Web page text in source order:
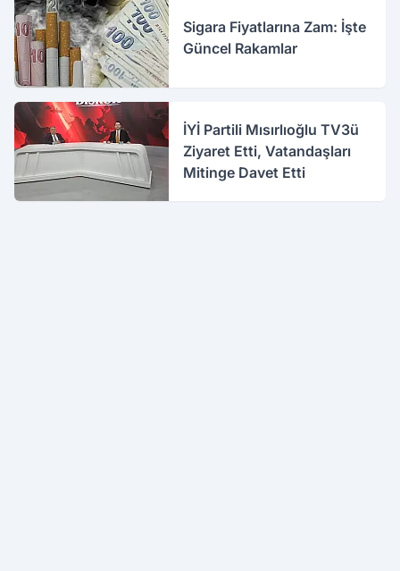
Sigara Fiyatlarına Zam: İşte
Güncel Rakamlar
İYİ Partili Mısırlıoğlu TV3ü
Ziyaret Etti, Vatandaşları
Mitinge Davet Etti